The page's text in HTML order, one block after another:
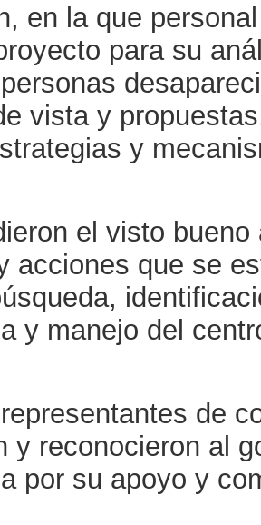
en la que
para su
vista y
y
el visto bueno
acciones que se
y manejo del
de
y reconocieron al
por su apoyo y